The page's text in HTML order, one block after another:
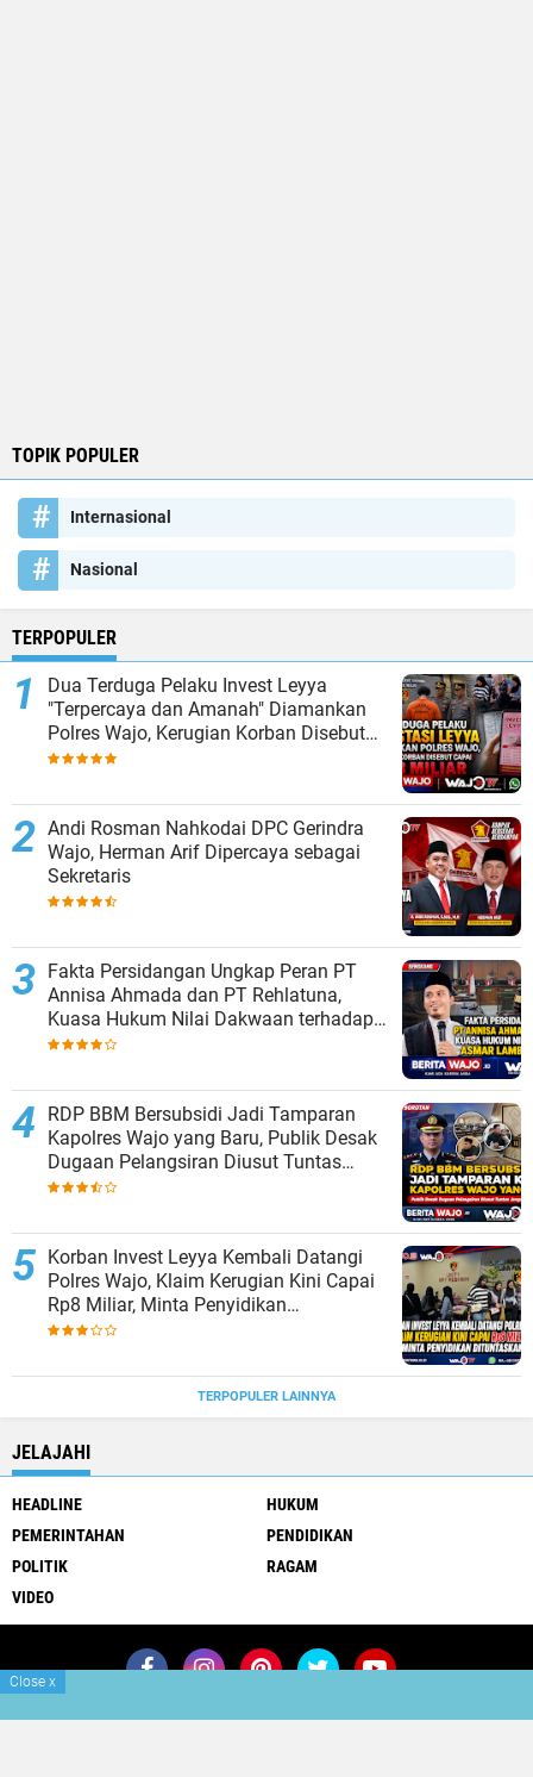
TOPIK POPULER
Internasional
Nasional
TERPOPULER
Dua Terduga Pelaku Invest Leyya
"Terpercaya dan Amanah" Diamankan
Polres Wajo, Kerugian Korban Disebut
Capai Rp8 Miliar
Andi Rosman Nahkodai DPC Gerindra
Wajo, Herman Arif Dipercaya sebagai
Sekretaris
Fakta Persidangan Ungkap Peran PT
Annisa Ahmada dan PT Rehlatuna,
Kuasa Hukum Nilai Dakwaan terhadap
Asmar Lambo Tidak Berdasar
RDP BBM Bersubsidi Jadi Tamparan
Kapolres Wajo yang Baru, Publik Desak
Dugaan Pelangsiran Diusut Tuntas
Jangan ada Pembiaran
Korban Invest Leyya Kembali Datangi
Polres Wajo, Klaim Kerugian Kini Capai
Rp8 Miliar, Minta Penyidikan
Dituntaskan
TERPOPULER LAINNYA
JELAJAHI
HEADLINE
HUKUM
PEMERINTAHAN
PENDIDIKAN
POLITIK
RAGAM
VIDEO
Join Now Redaksi
Pedoman Media Siber
Close x